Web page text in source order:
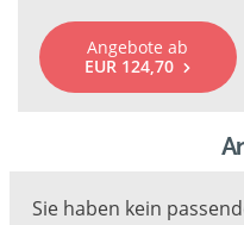
Angebote ab
EUR 124,70
Sie haben kein